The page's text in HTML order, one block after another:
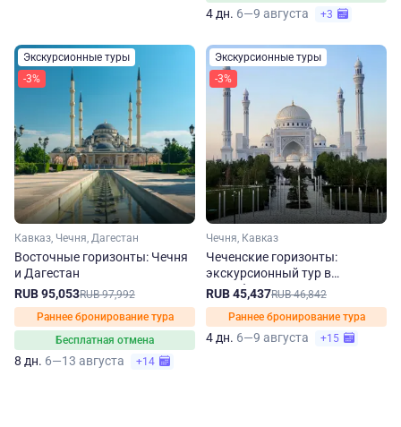
4 дн. 6—9 августа +3
Экскурсионные туры
-3%
Кавказ, Чечня, Дагестан
Восточные горизонты: Чечня
и Дагестан
RUB 95,053RUB 97,992
Раннее бронирование тура
Бесплатная отмена
8 дн. 6—13 августа +14
Экскурсионные туры
-3%
Чечня, Кавказ
Чеченские горизонты:
экскурсионный тур в
республику
RUB 45,437RUB 46,842
Раннее бронирование тура
4 дн. 6—9 августа +15